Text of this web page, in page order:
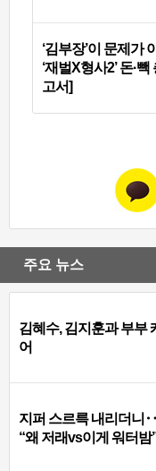
‘김부장’이 문제가
‘재벌X형사2’ 돈·
고서]
주요 뉴스
김혜수, 김지훈과 부부
어
지퍼 스르륵 내리더니
“왜 저래vs이게 워터밤